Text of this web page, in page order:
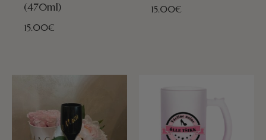
(470ml)
15.00€
15.00€